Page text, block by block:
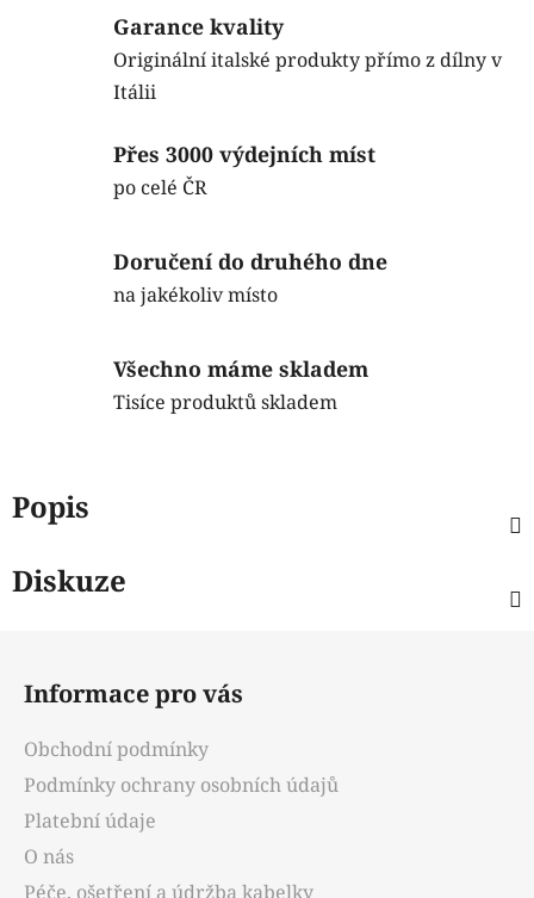
Garance kvality
Originální italské produkty přímo z dílny v
Itálii
Přes 3000 výdejních míst
po celé ČR
Doručení do druhého dne
na jakékoliv místo
Všechno máme skladem
Tisíce produktů skladem
Popis
Diskuze
Informace pro vás
Obchodní podmínky
Podmínky ochrany osobních údajů
Platební údaje
O nás
Péče, ošetření a údržba kabelky